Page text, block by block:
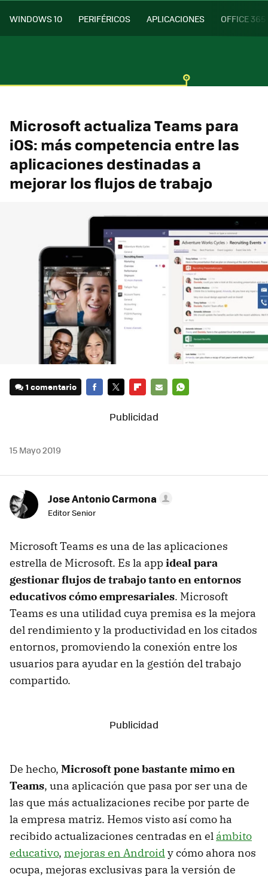
WINDOWS 10 PERIFÉRICOS APLICACIONES OFFICE 365
Microsoft actualiza Teams para
iOS: más competencia entre las
aplicaciones destinadas a
mejorar los flujos de trabajo
1 comentario
MAIL
15 Mayo 2019
Jose Antonio Carmona
Editor Senior
Microsoft Teams es una de las aplicaciones
estrella de Microsoft. Es la appideal para
gestionar flujos de trabajo tanto en entornos
educativos cómo empresariales. Microsoft
Teams es una utilidad cuya premisa es la mejora
del rendimiento y la productividad en los citados
entornos, promoviendo la conexión entre los
usuarios para ayudar en la gestión del trabajo
compartido.
De hecho, Microsoft pone bastante mimo en
Teams, una aplicación que pasa por ser una de
las que más actualizaciones recibe por parte de
la empresa matriz. Hemos visto así como ha
recibido actualizaciones centradas en el ámbito
educativo, mejoras en Androidy cómo ahora nos
ocupa, mejoras exclusivas para la versión de